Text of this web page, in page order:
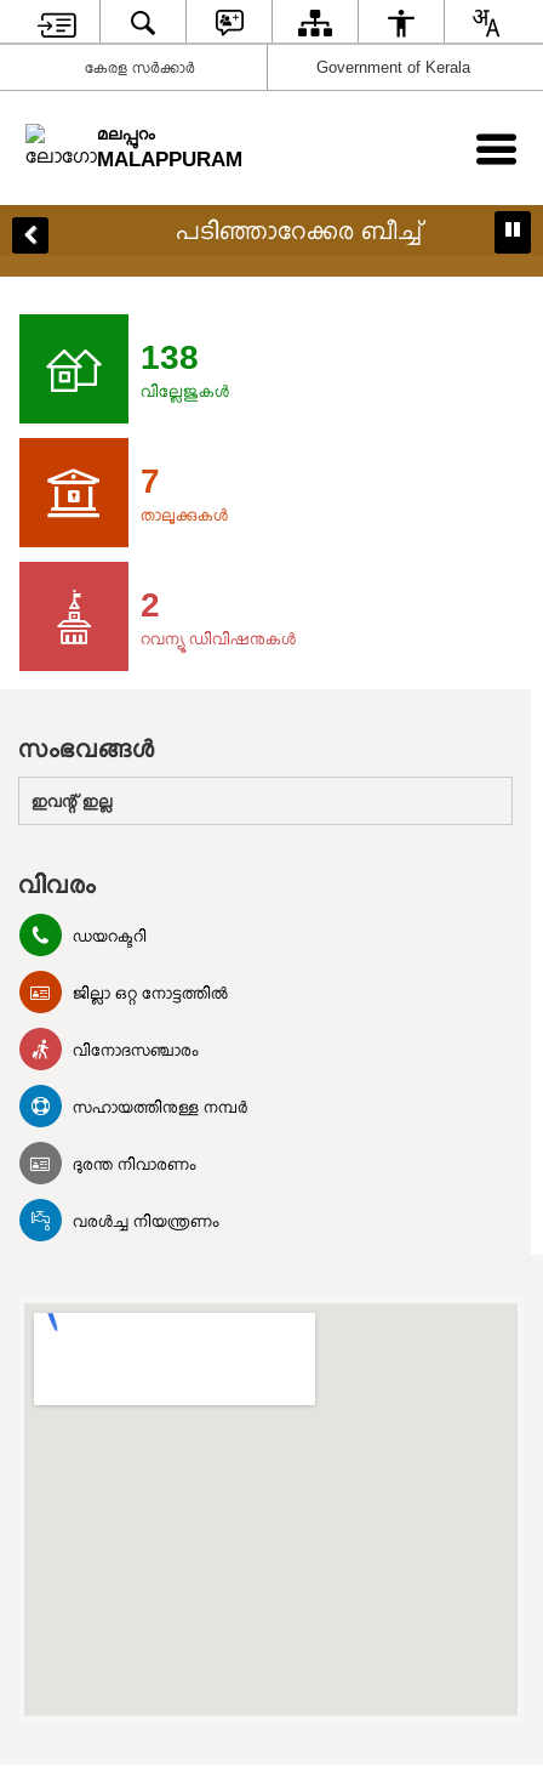
കേരള സര്‍ക്കാര്‍ Government of Kerala
മലപ്പുറം
MALAPPURAM
പടിഞ്ഞാറേക്കര ബീച്ച്
138
വില്ലേജുകൾ
7
താലൂക്കുകൾ
2
റവന്യൂ ഡിവിഷനുകൾ
സംഭവങ്ങള്‍
ഇവന്റ് ഇല്ല
വിവരം
ഡയറക്ടറി
ജില്ലാ ഒറ്റ നോട്ടത്തിൽ
വിനോദസഞ്ചാരം
സഹായത്തിനുള്ള നമ്പർ
ദുരന്ത നിവാരണം
വരൾച്ച നിയന്ത്രണം